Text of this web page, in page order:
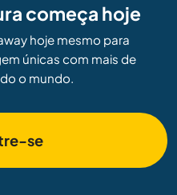
começa hoje
hoje mesmo para
únicas com mais de
o mundo.
se